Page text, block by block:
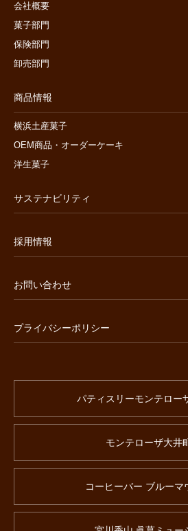
会社概要
菓子部門
保険部門
卸売部門
商品情報
横浜土産菓子
OEM商品・オーダーケーキ
洋生菓子
サステナビリティ
採用情報
お問い合わせ
プライバシーポリシー
パティスリーモンテロー
モンテローザ大井
コーヒーバー ブルーマ